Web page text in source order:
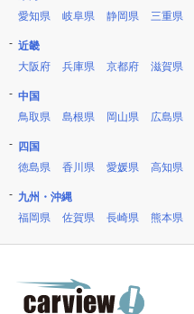
愛知県
岐阜県 静岡県 三重県
近畿
大阪府
兵庫県 京都府 滋賀県
中国
鳥取県
島根県 岡山県 広島県
四国
徳島県
香川県 愛媛県 高知県
九州・沖縄
福岡県
佐賀県 長崎県 熊本県